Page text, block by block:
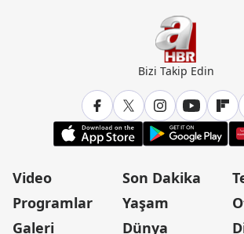
Bizi Takip Edin
Video
Programlar
Galeri
Son Dakika
Yaşam
Dünya